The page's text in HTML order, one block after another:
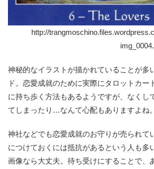
http://
神秘的なイラストが描かれていることが多
ド。恋愛成就のために実際にタロットカー
に持ち歩く方法もあるようですが、なくし
てしまったり…なんて心配もありますよね。
神社などでも恋愛成就のお守りが売られて
につけておくには抵抗があるという人も多
画像なら大丈夫。待ち受けにすることで、